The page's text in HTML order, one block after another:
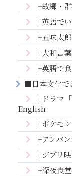
├故郷・
├英語で
├五味太
├大和言
├英語で
■日本文化で
├ドラマ
English
├ポケモ
├アンパ
├ジブリ
├深夜食